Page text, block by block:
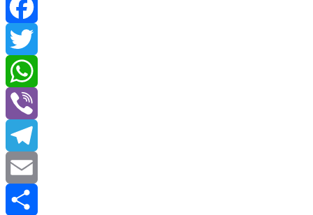
Odnoklassniki
Facebook
Twitter
WhatsApp
Viber
Telegram
Email